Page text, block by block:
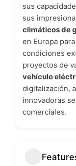
sus
sus
climáticos de
en Europa
condiciones
proyectos de
vehículo
digitalización,
innovadoras
comerciales.